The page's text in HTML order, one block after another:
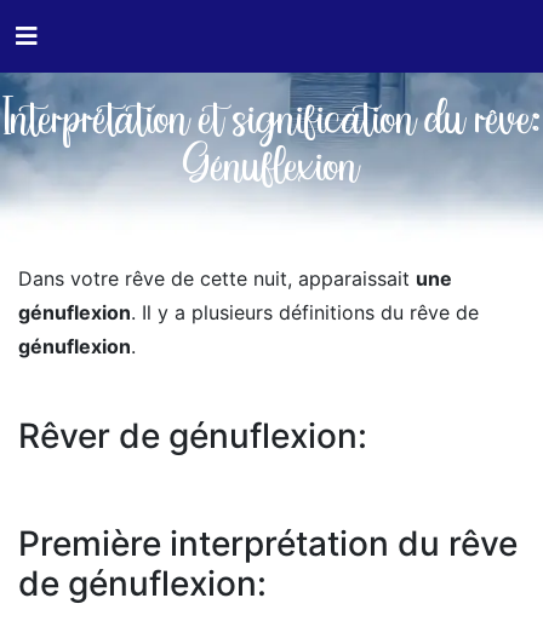
Interprétation et signification du rêve:
Génuflexion
Dans votre rêve de cette nuit, apparaissait une
génuflexion. Il y a plusieurs définitions du rêve de
génuflexion.
Rêver de génuflexion:
Première interprétation du rêve
de génuflexion: